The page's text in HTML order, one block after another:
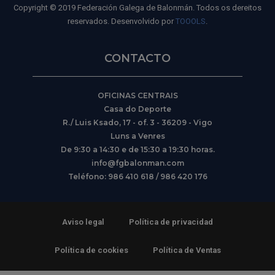
Copyright © 2019 Federación Galega de Balonmán. Todos os dereitos
reservados. Desenvolvido por TOOOLS
CONTACTO
OFICINAS CENTRAIS
Casa do Deporte
R./ Luis Ksado, 17 - of. 3 - 36209 - Vigo
Luns a Venres
De 9:30 a 14:30 e de 15:30 a 19:30 horas.
info@fgbalonman.com
Teléfono: 986 410 618 / 986 420 176
Aviso legal Política de privacidad
Política de cookies Política de Ventas